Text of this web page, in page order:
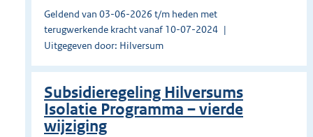
Geldend van 03-06-2026 t/m heden met
terugwerkende kracht vanaf 10-07-2024
Uitgegeven door: Hilversum
Subsidieregeling Hilversums
Isolatie Programma – vierde
wijziging